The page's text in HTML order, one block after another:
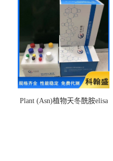
Plant (Asn)植物天冬酰胺elisa